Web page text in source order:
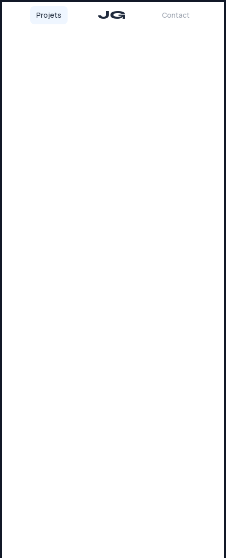
Projets JG Contact